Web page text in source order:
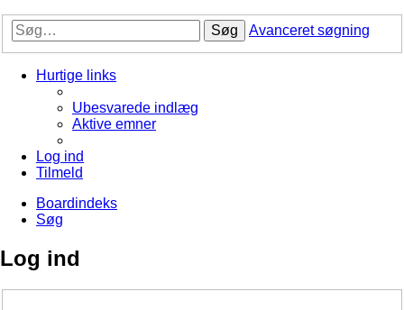
Søg Avanceret søgning
Hurtige links
Ubesvarede indlæg
Aktive emner
Log ind
Tilmeld
Boardindeks
Søg
Log ind